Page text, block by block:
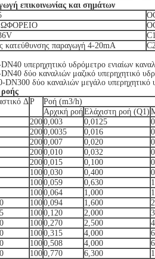
επικοινωνίας και σημάτων
κατεύθυνσης παραγωγή 4-20mA
υπερηχητικό υδρόμετρο ενιαίων
δύο καναλιών μαζικό υπερηχητικό
DN300 δύο καναλιών μεγάλο
ΔΡ
Ροή (m3/h)
Αρχική ροήΕλάχιστη ροή (Q1)
2000,003 0,0125
2000,0035 0,016
2000,007 0,020
2000,010 0,032
2000,015 0,100
1000,030 0,400
1000,059 0,630
1000,064 1,000
1000,094 1,600
1000,120 2,000
1000,270 2,500
1000,315 4,000
1000,508 4,000
1000,770 6,300